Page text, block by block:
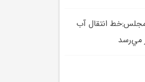
انتقال آب
مي‌رسد